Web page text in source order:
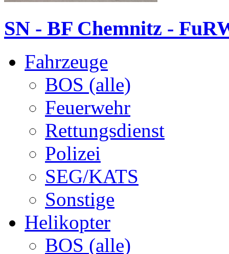
SN - BF Chemnitz -
Fahrzeuge
BOS (alle)
Feuerwehr
Rettungsdienst
Polizei
SEG/KATS
Sonstige
Helikopter
BOS (alle)